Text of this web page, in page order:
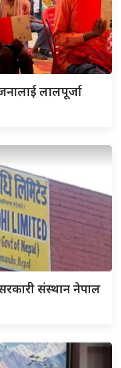
लालपूर्जा
संस्थान नेपाल